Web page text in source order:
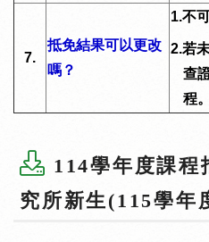
7.
抵免結果可以更改
嗎？
1.不
2.若
查
程。
114學年度課程
究所新生(115學年